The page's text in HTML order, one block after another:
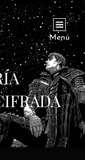
Menú